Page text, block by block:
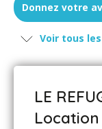
Donnez votre
Voir tous
LE